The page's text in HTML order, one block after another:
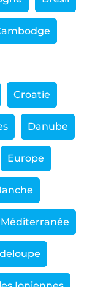
Croatie
Danube
Europe